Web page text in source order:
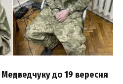
до 19 вересня